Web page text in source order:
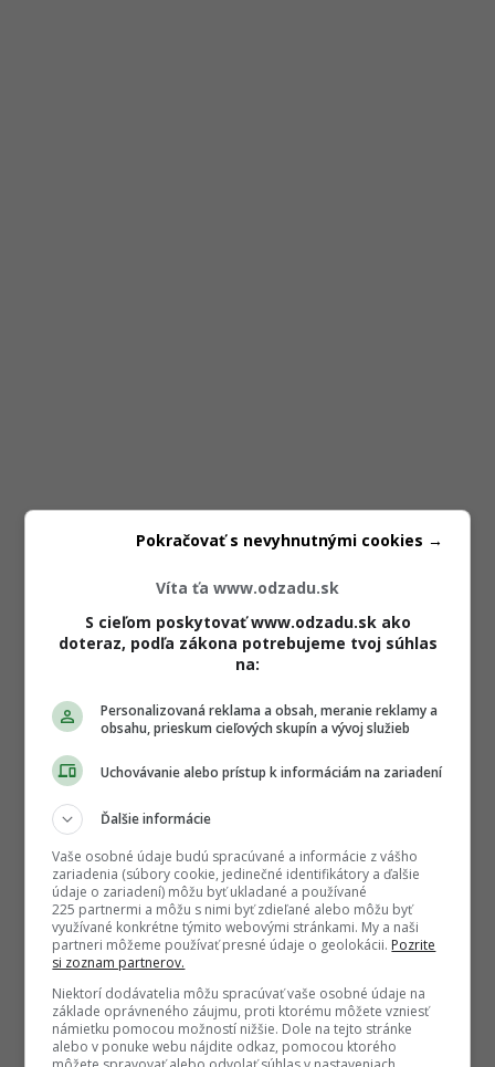
Víta ťa www.odzadu.sk
S cieľom poskytovať www.odzadu.sk ako
doteraz, podľa zákona potrebujeme tvoj súhlas
na:
Personalizovaná reklama a obsah, meranie reklamy a
obsahu, prieskum cieľových skupín a vývoj služieb
Uchovávanie alebo prístup k informáciám na zariadení
Ďalšie informácie
Vaše osobné údaje budú spracúvané a informácie z vášho
zariadenia (súbory cookie, jedinečné identifikátory a ďalšie
údaje o zariadení) môžu byť ukladané a používané
225 partnermi a môžu s nimi byť zdieľané alebo môžu byť
využívané konkrétne týmito webovými stránkami. My a naši
partneri môžeme používať presné údaje o geolokácii. Pozrite
si zoznam partnerov.
Niektorí dodávatelia môžu spracúvať vaše osobné údaje na
základe oprávneného záujmu, proti ktorému môžete vzniesť
námietku pomocou možností nižšie. Dole na tejto stránke
alebo v ponuke webu nájdite odkaz, pomocou ktorého
Pokračovať s nevyhnutnými cookies →